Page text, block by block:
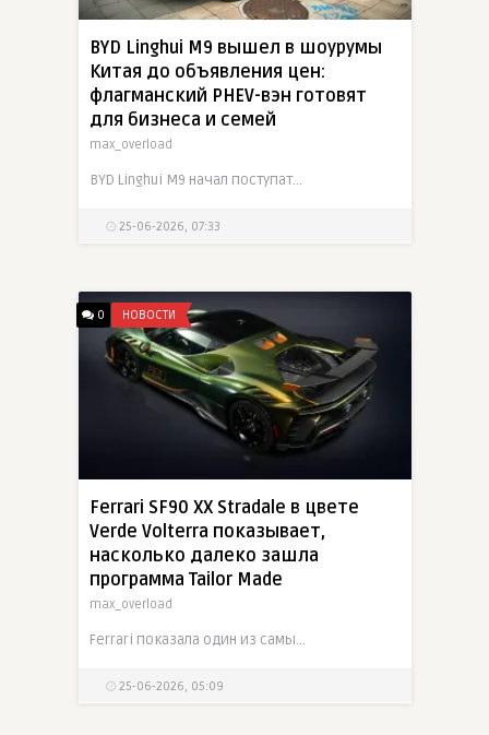
BYD Linghui M9 вышел в шоурумы
Китая до объявления цен:
флагманский PHEV-вэн готовят
для бизнеса и семей
max_overload
BYD Linghui M9 начал поступать в китайские шоурумы еще до официального объявления цен. Новый флагманский бизнес-вэн относится к отдельной корпоративной экосистеме Linghui, ориентированной на парки,
25-06-2026, 07:33
0 НОВОСТИ
Ferrari SF90 XX Stradale в цвете
Verde Volterra показывает,
насколько далеко зашла
программа Tailor Made
max_overload
Ferrari показала один из самых ярких SF90 XX Stradale, созданный через заводскую программу Tailor Made. Купе окрашено в четырехслойный Verde Volterra, впервые представленный для юбилейной серии
25-06-2026, 05:09